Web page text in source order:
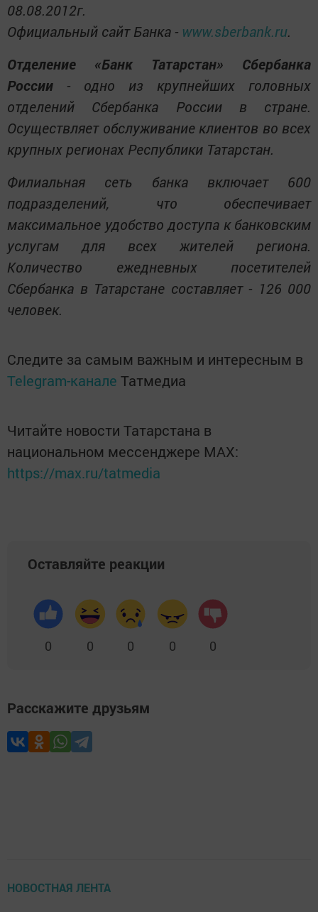
08.08.2012г.
Официальный сайт Банка - www.sberbank.ru.
Отделение «Банк Татарстан» Сбербанка
России - одно из крупнейших головных
отделений Сбербанка России в стране.
Осуществляет обслуживание клиентов во всех
крупных регионах Республики Татарстан.
Филиальная сеть банка включает 600
подразделений, что обеспечивает
максимальное удобство доступа к банковским
услугам для всех жителей региона.
Количество ежедневных посетителей
Сбербанка в Татарстане составляет - 126 000
человек.
Следите за самым важным и интересным в
Telegram-канале Татмедиа
Читайте новости Татарстана в
национальном мессенджере MАХ:
https://max.ru/tatmedia
Оставляйте реакции
0 0 0 0 0
Расскажите друзьям
НОВОСТНАЯ ЛЕНТА